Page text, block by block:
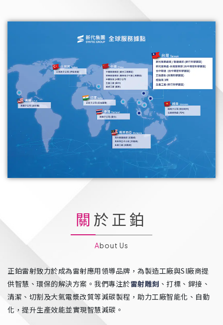
關於正鉑
About Us
正鉑雷射致力於成為雷射應用領導品牌，為製造工廠與SI廠商提
供智慧、環保的解決方案。我們專注於雷射雕刻 、打標、銲接、
清潔、切割及大氣電漿改質等減碳製程，助力工廠智能化、自動
化，提升生產效能並實現智慧減碳。